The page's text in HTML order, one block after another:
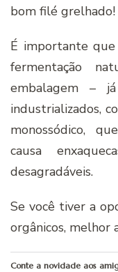
bom filé grelhado!
É importante
fermentação
embalagem –
industrializados,
monossódico,
causa
desagradáveis.
Se você tiver a
orgânicos, melhor
Conte a novidade aos